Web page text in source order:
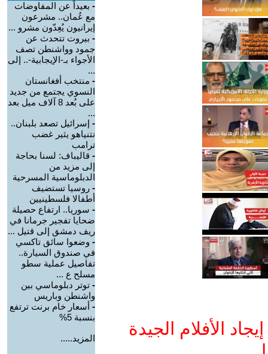
الأفلام الجيدة
- بعيداً عن المفاوضات
مع عُمان.. مشرعون
إيرانيون يُعِدّون مشرو ...
- بيروت تتحدث عن
جمود وواشنطن تصف
الأجواء بـ-الإيجابية-.. إلى
...
- منتخب أفغانستان
النسوي يجتمع من جديد
على بُعد 8 آلاف ميل بعد
...
- إسرائيل تصعد بلبنان..
نتنياهو يثير غضب
ترامب
- قاليباف: لسنا بحاجة
إلى مزيد من
الدبلوماسية المسرحية
- روسيا تستضيف
أطفالا فلسطينيين
- سوريا.. ارتفاع حصيلة
ضحايا تفجير جرمانا في
ريف دمشق إلى قتيل ...
- وضعوا سائق تاكسي
في صندوق السيارة..
تفاصيل عملية سطو
مسلح ع ...
- توتر دبلوماسي بين
واشنطن وباريس
- أسعار خام برنت ترتفع
بنسبة 5%
المزيد.....